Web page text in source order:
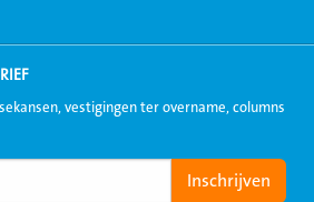
vestigingen ter overname, columns